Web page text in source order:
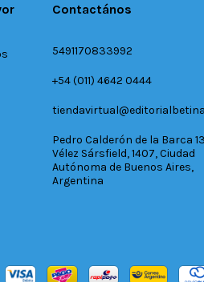
Contactános
5491170833992
+54 (011) 4642 0444
Pedro Calderón de la Barca
Vélez Sársfield, 1407, Ciudad
Autónoma de Buenos Aires,
Argentina